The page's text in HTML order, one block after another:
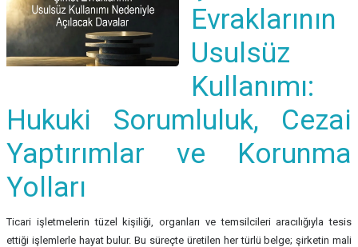
Evraklarının
Usulsüz
Kullanımı:
Hukuki Sorumluluk, Cezai
Yaptırımlar ve Korunma
Yolları
Ticari işletmelerin tüzel kişiliği, organları ve temsilcileri aracılığıyla tesis
ettiği işlemlerle hayat bulur. Bu süreçte üretilen her türlü belge; şirketin mali